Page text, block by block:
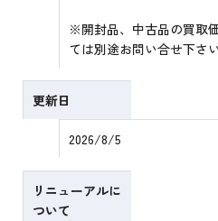
※開封品、中古品の買取
ては別途お問い合せ下さい
更新日
2026/8/5
リニューアルに
ついて